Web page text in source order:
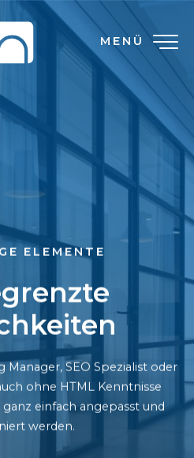
MENÜ
ELEMENTE
SEO Spezialist oder
ohne HTML Kenntnisse
einfach angepasst und
werden.